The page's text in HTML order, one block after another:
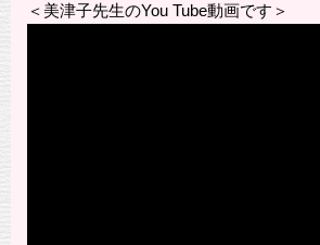
＜美津子先生のYou Tube動画です＞